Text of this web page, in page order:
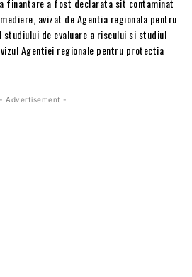
finantare a fost declarata sit contaminat
avizat de Agentia regionala pentru
de evaluare a riscului si studiul
Agentiei regionale pentru protectia
- Advertisement -